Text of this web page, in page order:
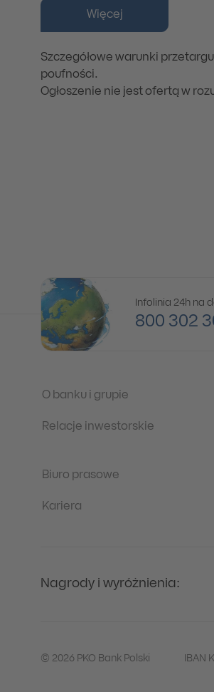
Więcej
Szczegółowe warunki
poufności.
Ogłoszenie nie jest ofertą w
Infolinia 24h na
800 302
O banku i grupie
Relacje inwestorskie
Biuro prasowe
Kariera
Nagrody i wyróżnienia:
© 2026 PKO Bank Polski IBAN